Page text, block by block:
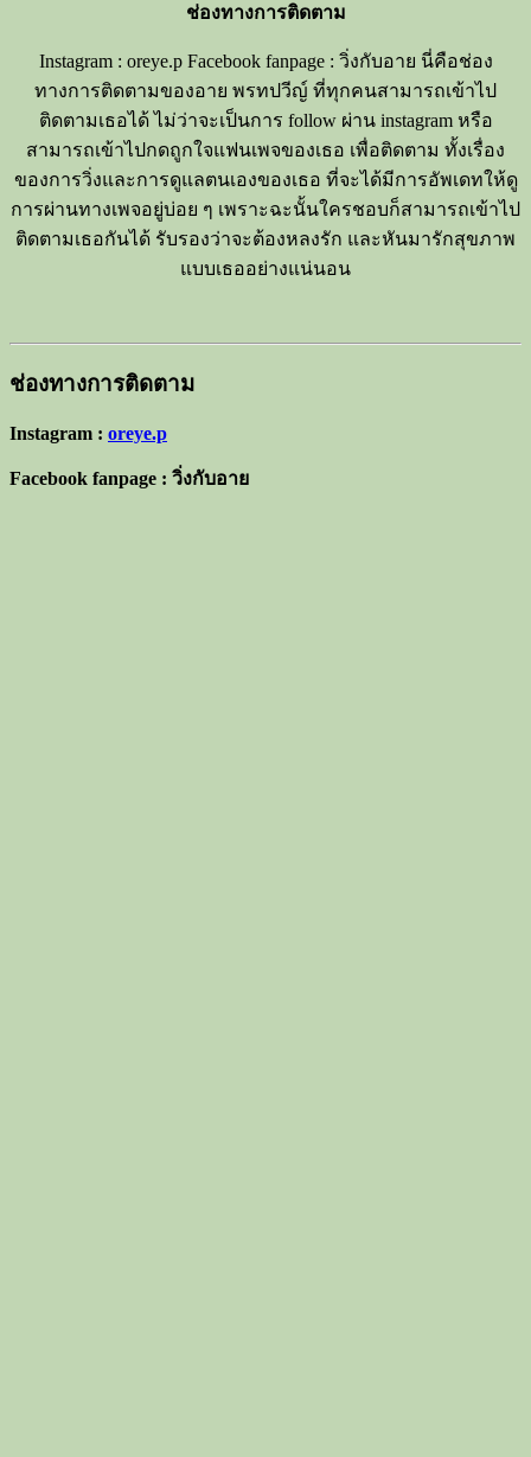
ช่องทางการติดตาม
Instagram : oreye.p Facebook fanpage : วิ่งกับอาย นี่คือช่อง
ทางการติดตามของอาย พรทปวีญ์ ที่ทุกคนสามารถเข้าไป
ติดตามเธอได้ ไม่ว่าจะเป็นการ follow ผ่าน instagram หรือ
สามารถเข้าไปกดถูกใจแฟนเพจของเธอ เพื่อติดตาม ทั้งเรื่อง
ของการวิ่งและการดูแลตนเองของเธอ ที่จะได้มีการอัพเดทให้ดู
การผ่านทางเพจอยู่บ่อย ๆ เพราะฉะนั้นใครชอบก็สามารถเข้าไป
ติดตามเธอกันได้ รับรองว่าจะต้องหลงรัก และหันมารักสุขภาพ
แบบเธออย่างแน่นอน
ช่องทางการติดตาม
Instagram : oreye.p
Facebook fanpage : วิ่งกับอาย